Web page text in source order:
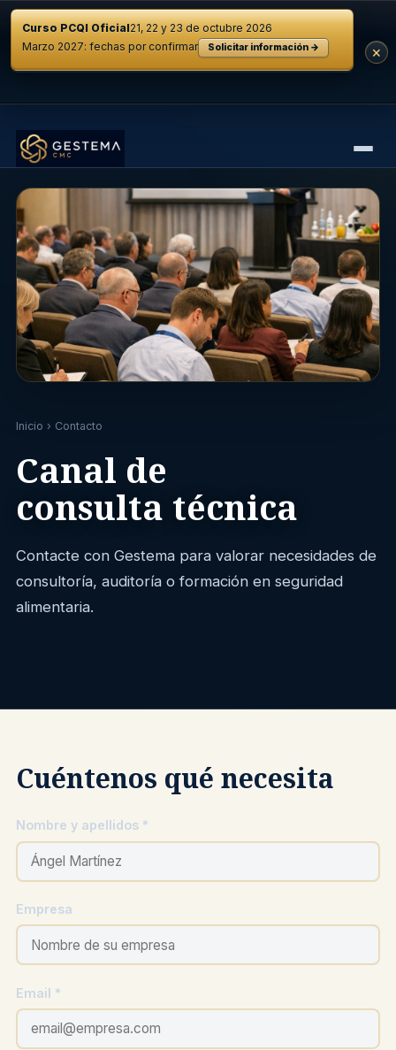
Curso PCQI Oficial21, 22 y 23 de octubre 2026
Marzo 2027: fechas por confirmar
Solicitar información → ×
Inicio › Contacto
Canal de
consulta técnica
Contacte con Gestema para valorar necesidades de
consultoría, auditoría o formación en seguridad
alimentaria.
Cuéntenos qué necesita
Nombre y apellidos *
Empresa
Email *